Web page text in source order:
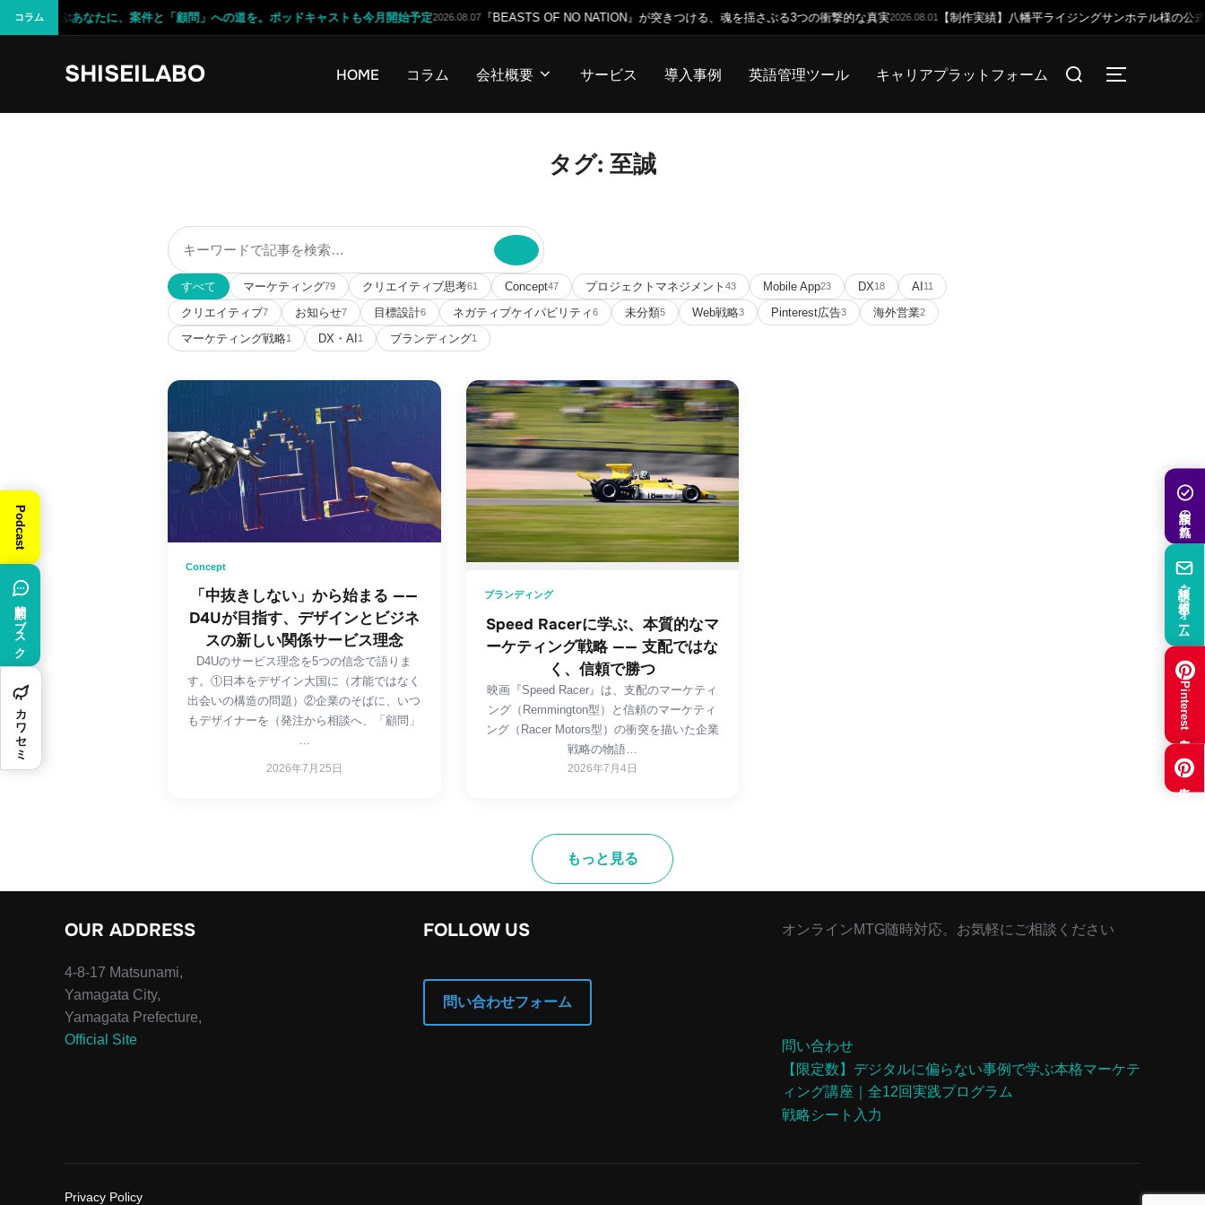
コラム
学ぶあなたに、案件と「顧問」への道を。ポッドキャストも今月開始予定2026.08.07『BEASTS OF NO NATION』が突きつける、魂を揺さぶる3つの衝撃的な真実2026.08.01【制作実績】八幡平ライジングサンホテル様の公式
SHISEILABO HOME コラム 会社概要 サービス 導入事例 英語管理ツール キャリアプラットフォーム
検
対
サイドバー
タグ: 至誠
記
事
を
検
索
すべて マーケティング79 クリエイティブ思考61 Concept47 プロジェクトマネジメント 43 Mobile App23 DX18 AI 11
クリエイティブ7 お知らせ7 目標設計6 ネガティブケイパビリティ6 未分類5 Web戦略3 Pinterest広告3 海外営業2
マーケティング戦略1 DX・AI 1 ブランディング1
Concept
「中抜きしない」から始まる ——
D4Uが目指す、デザインとビジネ
スの新しい関係サービス理念
D4Uのサービス理念を5つの信念で語りま
す。①日本をデザイン大国に（才能ではなく
出会いの構造の問題）②企業のそばに、いつ
もデザイナーを（発注から相談へ、「顧問」
…
2026年7月25日
ブランディング
Speed Racerに学ぶ、本質的なマ
ーケティング戦略 —— 支配ではな
く、信頼で勝つ
映画『Speed Racer』は、支配のマーケティ
ング（Remmington型）と信頼のマーケティ
ング（Racer Motors型）の衝突を描いた企業
戦略の物語…
2026年7月4日
もっと見る
OUR ADDRESS
4-8-17 Matsunami,
Yamagata City,
Yamagata Prefecture,
Official Site
FOLLOW US
問い合わせフォーム
オンラインMTG随時対応。お気軽にご相談ください
問い合わせ
【限定数】デジタルに偏らない事例で学ぶ本格マーケテ
ィング講座｜全12回実践プログラム
戦略シート入力
Privacy Policy
相談の流れ
相談・ご依頼フォーム
Pinterest集客
Podcast
顧問サブスク
カワセミ